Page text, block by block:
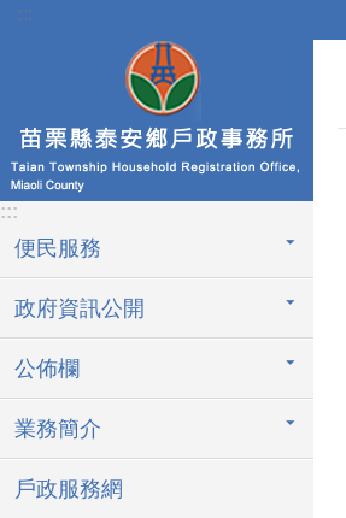
跳到主要內容區塊
:::
:::
便民服務
政府資訊公開
公佈欄
業務簡介
戶政服務網